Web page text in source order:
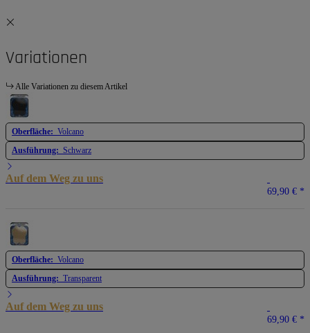
Variationen
Alle Variationen zu diesem Artikel
Oberfläche: Volcano
Ausführung: Schwarz
Auf dem Weg zu uns
69,90 € *
Oberfläche: Volcano
Ausführung: Transparent
Auf dem Weg zu uns
69,90 € *